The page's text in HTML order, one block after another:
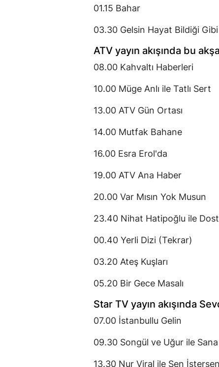
01.15 Bahar
03.30 Gelsin Hayat Bildiği Gibi
ATV yayın akışında bu
08.00 Kahvaltı Haberleri
10.00 Müge Anlı ile Tatlı Sert
13.00 ATV Gün Ortası
14.00 Mutfak Bahane
16.00 Esra Erol'da
19.00 ATV Ana Haber
20.00 Var Mısın Yok Musun
23.40 Nihat Hatipoğlu ile
00.40 Yerli Dizi (Tekrar)
03.20 Ateş Kuşları
05.20 Bir Gece Masalı
Star TV yayın akışında
07.00 İstanbullu Gelin
09.30 Songül ve Uğur ile
13.30 Nur Viral ile Sen İstersen